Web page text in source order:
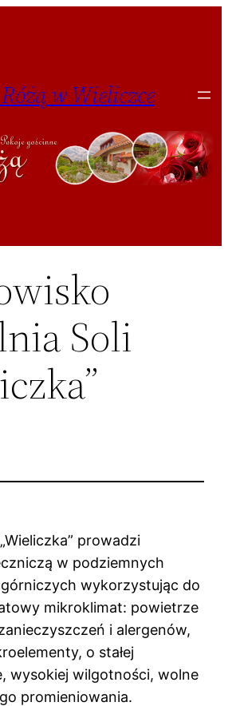
w Wieliczce
Soli
prowadzi
w podziemnych
wykorzystując do
mikroklimat: powietrze
i alergenów,
o stałej
wysokiej wilgotności, wolne
promieniowania.